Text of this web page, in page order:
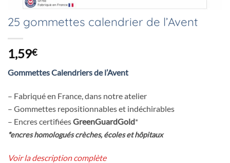
25 gommettes calendrier de l’Avent
1,59€
Gommettes Calendriers de l’Avent
– Fabriqué en France, dans notre atelier
– Gommettes repositionnables et indéchirables
– Encres certifiéesGreenGuardGold*
*encres homologués crèches, écoles et hôpitaux
Voir la description complète